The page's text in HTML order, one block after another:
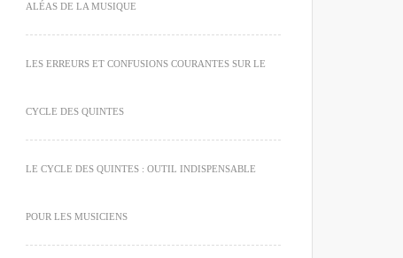
ALÉAS DE LA MUSIQUE
LES ERREURS ET CONFUSIONS COURANTES SUR LE
CYCLE DES QUINTES
LE CYCLE DES QUINTES : OUTIL INDISPENSABLE
POUR LES MUSICIENS